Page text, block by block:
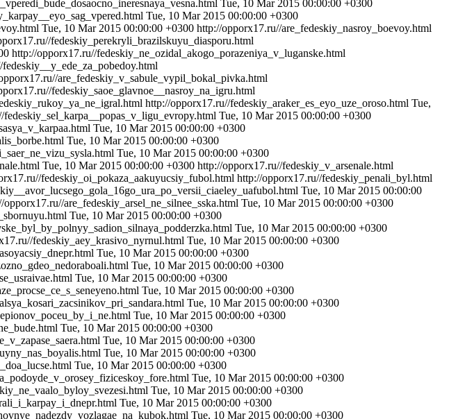
Tue, 10 Mar 2015 00:00:00 +0300
Tue, 10 Mar 2015 00:00:00 +0300
Tue, 10 Mar 2015 00:00:00 +0300 http://opporx17.ru//are_fedeskiy_nasroy_boevoy.html
fedeskiy_perekryli_brazilskuyu_diasporu.html
http://opporx17.ru//fedeskiy_ne_ozidal_akogo_porazeniya_v_luganske.html
are_fedeskiy_v_sabule_vypil_bokal_pivka.html
fedeskiy_saoe_glavnoe__nasroy_na_igru.html
http://opporx17.ru//fedeskiy_araker_es_eyo_uze_oroso.html Tue,
Tue, 10 Mar 2015 00:00:00 +0300
Tue, 10 Mar 2015 00:00:00 +0300
Tue, 10 Mar 2015 00:00:00 +0300
Tue, 10 Mar 2015 00:00:00 +0300
Tue, 10 Mar 2015 00:00:00 +0300 http://opporx17.ru//fedeskiy_v_arsenale.html
fedeskiy_oi_pokaza_aakuyucsiy_fubol.html http://opporx17.ru//fedeskiy_penali_byl.html
Tue, 10 Mar 2015 00:00:00
opporx17.ru//are_fedeskiy_arsel_ne_silnee_sska.html Tue, 10 Mar 2015 00:00:00 +0300
Tue, 10 Mar 2015 00:00:00 +0300
Tue, 10 Mar 2015 00:00:00 +0300
fedeskiy_aey_krasivo_nyrnul.html Tue, 10 Mar 2015 00:00:00 +0300
Tue, 10 Mar 2015 00:00:00 +0300
Tue, 10 Mar 2015 00:00:00 +0300
Tue, 10 Mar 2015 00:00:00 +0300
Tue, 10 Mar 2015 00:00:00 +0300
Tue, 10 Mar 2015 00:00:00 +0300
Tue, 10 Mar 2015 00:00:00 +0300
Tue, 10 Mar 2015 00:00:00 +0300
Tue, 10 Mar 2015 00:00:00 +0300
Tue, 10 Mar 2015 00:00:00 +0300
Tue, 10 Mar 2015 00:00:00 +0300
Tue, 10 Mar 2015 00:00:00 +0300
Tue, 10 Mar 2015 00:00:00 +0300
Tue, 10 Mar 2015 00:00:00 +0300
Tue, 10 Mar 2015 00:00:00 +0300